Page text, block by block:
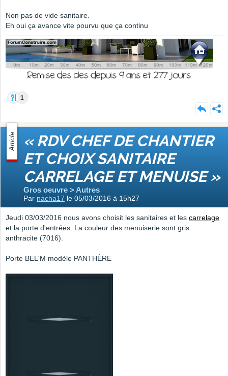
Non pas de vide sanitaire.
Eh oui ça avance vite pourvu que ça continu
1
Article « RDV CHEF DE CHANTIER
ET CHOIX SANITAIRE
CARRELAGE ET MENUISE »
Gros oeuvre > Autres
Par nacha17 le 05/03/2016 à 15h27
Jeudi 03/03/2016 nous avons choisit les sanitaires et les carrelage
et la porte d'entrées. La couleur des menuiserie sont gris
anthracite (7016).
Porte BEL'M modèle PANTHÈRE